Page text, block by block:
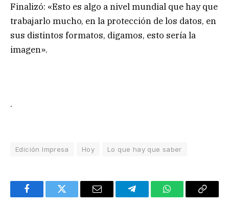
Finalizó: «Esto es algo a nivel mundial que hay que
trabajarlo mucho, en la protección de los datos, en
sus distintos formatos, digamos, esto sería la
imagen».
.
Edición Impresa Hoy Lo que hay que saber
FacebookTwitter Email TelegramWhatsAppCopy